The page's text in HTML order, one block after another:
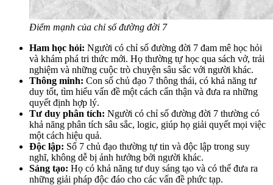
Điểm mạnh của chỉ số đường đời 7
Ham học hỏi: Người có chỉ số đường đời 7 đam mê học hỏi
và khám phá tri thức mới. Họ thường tự học qua sách vở, trải
nghiệm và những cuộc trò chuyện sâu sắc với người khác.
Thông minh: Con số chủ đạo 7 thông thái, có khả năng tư
duy tốt, tìm hiểu vấn đề một cách cẩn thận và đưa ra những
quyết định hợp lý.
Tư duy phân tích: Người có chỉ số đường đời 7 thường có
khả năng phân tích sâu sắc, logic, giúp họ giải quyết mọi việc
một cách hiệu quả.
Độc lập: Số 7 chủ đạo thường tự tin và độc lập trong suy
nghĩ, không dễ bị ảnh hưởng bởi người khác.
Sáng tạo: Họ có khả năng tư duy sáng tạo và có thể đưa ra
những giải pháp độc đáo cho các vấn đề phức tạp.